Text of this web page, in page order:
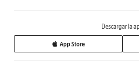
Descargar la
App Store